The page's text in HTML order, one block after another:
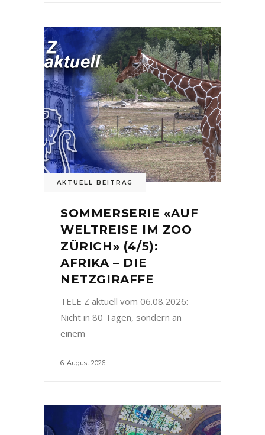
AKTUELL BEITRAG
SOMMERSERIE «AUF
WELTREISE IM ZOO
ZÜRICH» (4/5):
AFRIKA – DIE
NETZGIRAFFE
TELE Z aktuell vom 06.08.2026:
Nicht in 80 Tagen, sondern an
einem
6. August 2026